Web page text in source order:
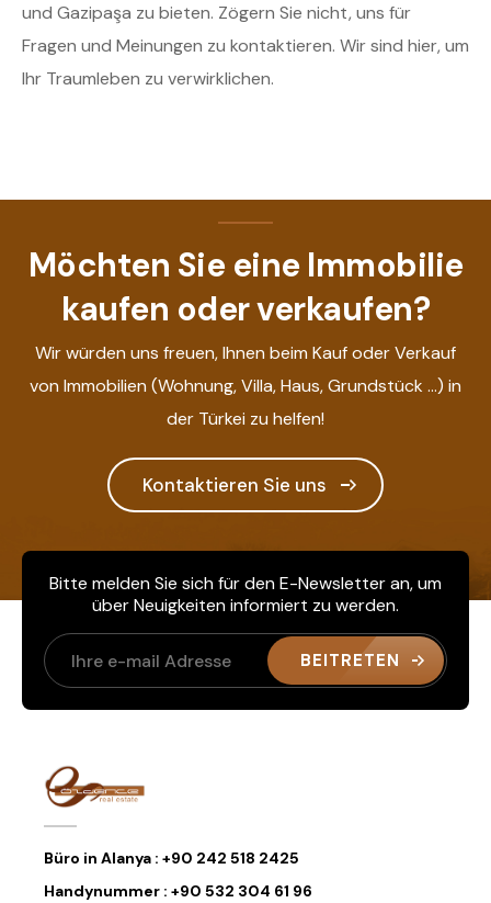
und Gazipaşa zu bieten. Zögern Sie nicht, uns für
Fragen und Meinungen zu kontaktieren. Wir sind hier, um
Ihr Traumleben zu verwirklichen.
Möchten Sie eine Immobilie
kaufen oder verkaufen?
Wir würden uns freuen, Ihnen beim Kauf oder Verkauf
von Immobilien (Wohnung, Villa, Haus, Grundstück ...) in
der Türkei zu helfen!
Kontaktieren Sie uns
Bitte melden Sie sich für den E-Newsletter an, um
über Neuigkeiten informiert zu werden.
BEITRETEN
Büro in Alanya : +90 242 518 2425
Handynummer : +90 532 304 61 96